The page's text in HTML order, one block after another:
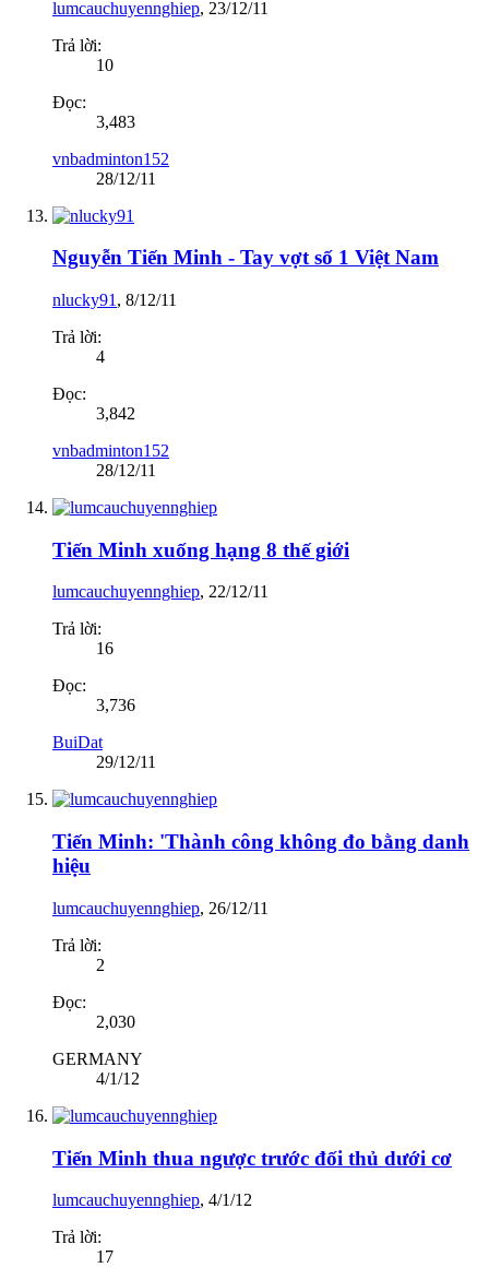
lumcauchuyennghiep, 23/12/11
Trả lời:
10
Đọc:
3,483
vnbadminton152
28/12/11
Nguyễn Tiến Minh - Tay vợt số 1 Việt Nam
nlucky91 , 8/12/11
Trả lời:
4
Đọc:
3,842
vnbadminton152
28/12/11
Tiến Minh xuống hạng 8 thế giới
lumcauchuyennghiep, 22/12/11
Trả lời:
16
Đọc:
3,736
BuiDat
29/12/11
Tiến Minh: 'Thành công không đo bằng danh
hiệu
lumcauchuyennghiep, 26/12/11
Trả lời:
2
Đọc:
2,030
GERMANY
4/1/12
Tiến Minh thua ngược trước đối thủ dưới cơ
lumcauchuyennghiep, 4/1/12
Trả lời:
17